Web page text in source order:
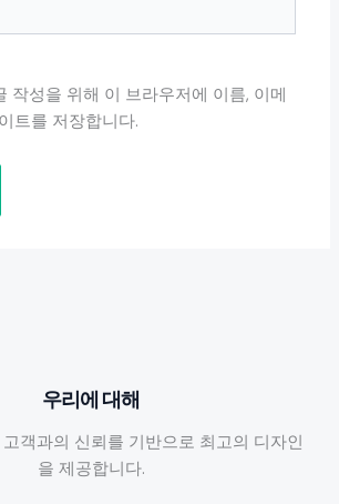
작성을 위해 이 브라우저에 이름, 이메
트를 저장합니다.
우리에 대해
객과의 신뢰를 기반으로 최고의 디자인
을 제공합니다.